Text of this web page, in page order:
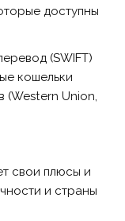
доступны
(SWIFT)
кошельки
(Western Union,
свои плюсы и
и страны